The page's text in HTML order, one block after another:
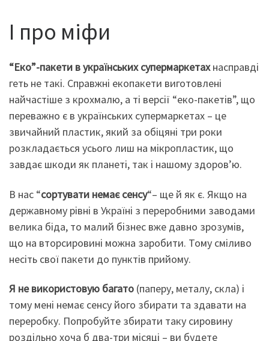
І про міфи
“Еко”-пакети в українських супермаркетахнасправді
геть не такі. Справжні екопакети виготовлені
найчастіше з крохмалю, а ті версії “еко-пакетів”, що
переважно є в українських супермаркетах – це
звичайний пластик, який за обіцяні три роки
розкладається усього лиш на мікропластик, що
завдає шкоди як планеті, так і нашому здоров’ю.
В нас “сортувати немає сенсу“– ще й як є. Якщо на
державному рівні в Україні з переробними заводами
велика біда, то малий бізнес вже давно зрозумів,
що на вторсировині можна заробити. Тому сміливо
несіть свої пакети до пунктів прийому.
Я не використовую багато (паперу, металу, скла) і
тому мені немає сенсу його збирати та здавати на
переробку. Попробуйте збирати таку сировину
роздільно хоча б два-три місяці – ви будете